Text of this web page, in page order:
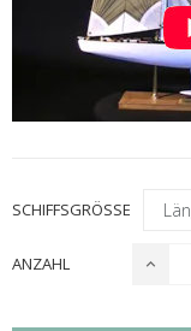
SCHIFFSGRÖSSE
ANZAHL